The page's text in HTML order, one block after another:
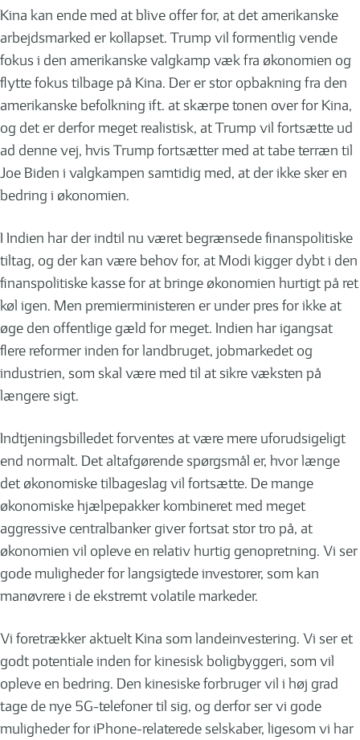
Kina kan ende med at blive offer for, at det amerikanske
arbejdsmarked er kollapset. Trump vil formentlig vende
fokus i den amerikanske valgkamp væk fra økonomien og
flytte fokus tilbage på Kina. Der er stor opbakning fra den
amerikanske befolkning ift. at skærpe tonen over for Kina,
og det er derfor meget realistisk, at Trump vil fortsætte ud
ad denne vej, hvis Trump fortsætter med at tabe terræn til
Joe Biden i valgkampen samtidig med, at der ikke sker en
bedring i økonomien.
I Indien har der indtil nu været begrænsede finanspolitiske
tiltag, og der kan være behov for, at Modi kigger dybt i den
finanspolitiske kasse for at bringe økonomien hurtigt på ret
køl igen. Men premierministeren er under pres for ikke at
øge den offentlige gæld for meget. Indien har igangsat
flere reformer inden for landbruget, jobmarkedet og
industrien, som skal være med til at sikre væksten på
længere sigt.
Indtjeningsbilledet forventes at være mere uforudsigeligt
end normalt. Det altafgørende spørgsmål er, hvor længe
det økonomiske tilbageslag vil fortsætte. De mange
økonomiske hjælpepakker kombineret med meget
aggressive centralbanker giver fortsat stor tro på, at
økonomien vil opleve en relativ hurtig genopretning. Vi ser
gode muligheder for langsigtede investorer, som kan
manøvrere i de ekstremt volatile markeder.
Vi foretrækker aktuelt Kina som landeinvestering. Vi ser et
godt potentiale inden for kinesisk boligbyggeri, som vil
opleve en bedring. Den kinesiske forbruger vil i høj grad
tage de nye 5G-telefoner til sig, og derfor ser vi gode
muligheder for iPhone-relaterede selskaber, ligesom vi har